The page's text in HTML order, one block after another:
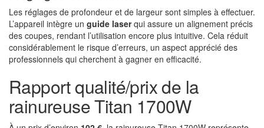
Les réglages de profondeur et de largeur sont simples à effectuer.
L’appareil intègre un guide laserqui assure un alignement précis
des coupes, rendant l’utilisation encore plus intuitive. Cela réduit
considérablement le risque d’erreurs, un aspect apprécié des
professionnels qui cherchent à gagner en efficacité.
Rapport qualité/prix de la
rainureuse Titan 1700W